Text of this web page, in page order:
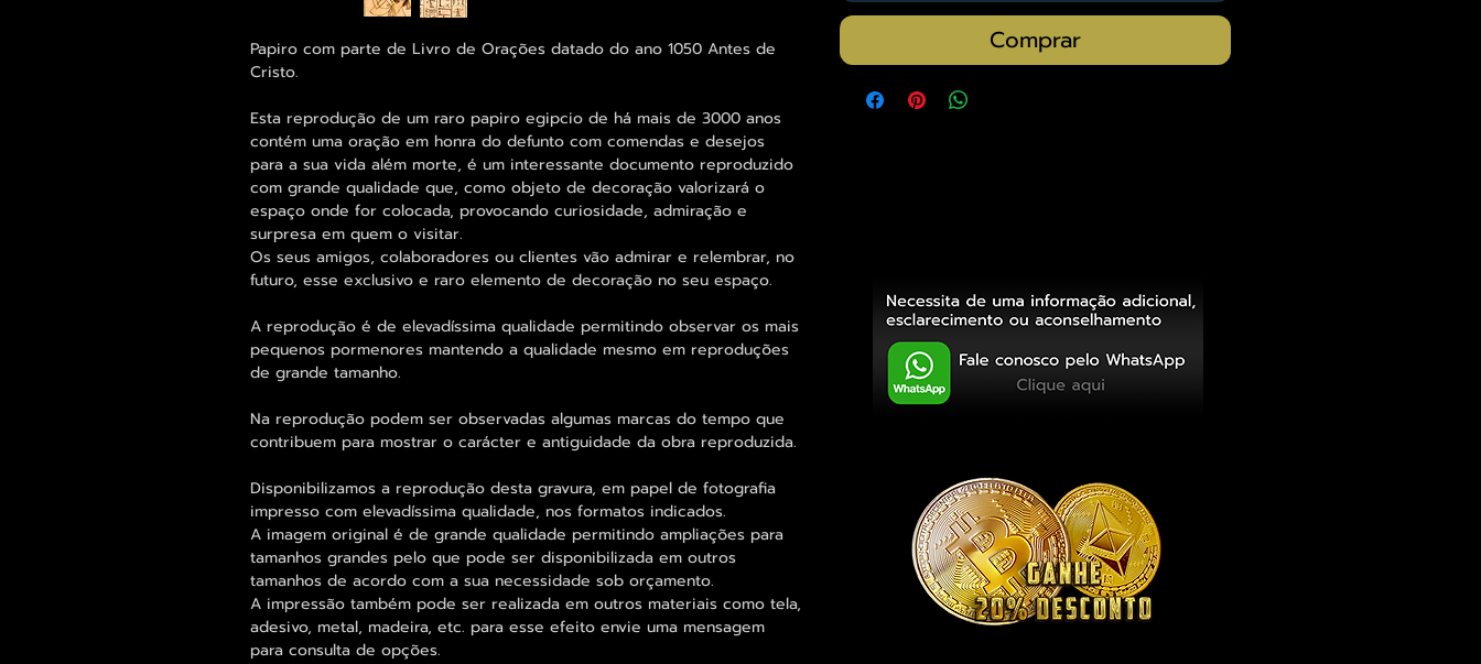
Papiro com parte de Livro de Orações datado do ano 1050 Antes de
Cristo.
Esta reprodução de um raro papiro egipcio de há mais de 3000 anos
contém uma oração em honra do defunto com comendas e desejos
para a sua vida além morte, é um interessante documento reproduzido
com grande qualidade que, como objeto de decoração valorizará o
espaço onde for colocada, provocando curiosidade, admiração e
surpresa em quem o visitar.
Os seus amigos, colaboradores ou clientes vão admirar e relembrar, no
futuro, esse exclusivo e raro elemento de decoração no seu espaço.
A reprodução é de elevadíssima qualidade permitindo observar os mais
pequenos pormenores mantendo a qualidade mesmo em reproduções
de grande tamanho.
Na reprodução podem ser observadas algumas marcas do tempo que
contribuem para mostrar o carácter e antiguidade da obra reproduzida.
Disponibilizamos a reprodução desta gravura, em papel de fotografia
impresso com elevadíssima qualidade, nos formatos indicados.
A imagem original é de grande qualidade permitindo ampliações para
tamanhos grandes pelo que pode ser disponibilizada em outros
tamanhos de acordo com a sua necessidade sob orçamento.
A impressão também pode ser realizada em outros materiais como tela,
adesivo, metal, madeira, etc. para esse efeito envie uma mensagem
para consulta de opções.
Comprar